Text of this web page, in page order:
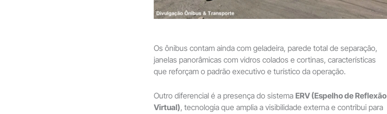
Os ônibus contam ainda com geladeira, parede total de separação,
janelas panorâmicas com vidros colados e cortinas, características
que reforçam o padrão executivo e turístico da operação.
Outro diferencial é a presença do sistema ERV (Espelho de Reflexão
Virtual), tecnologia que amplia a visibilidade externa e contribui para